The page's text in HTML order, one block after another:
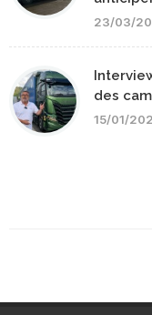
23/03/
des
15/01/